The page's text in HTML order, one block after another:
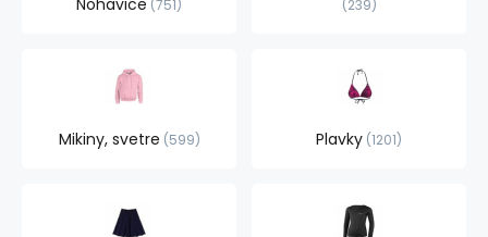
Nohavice 751 239
Mikiny, svetre 599 Plavky 1201